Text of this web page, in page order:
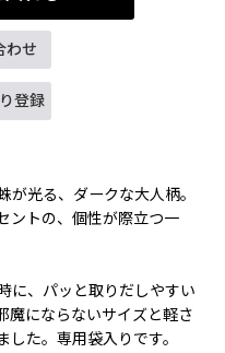
わせ
登録
光る、ダークな大人柄。
ントの、個性が際立つ一
に、パッと取りだしやすい
魔にならないサイズと軽さ
た。専用袋入りです。